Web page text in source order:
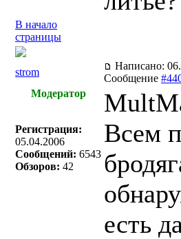
В начало
страницы
strom
Написано:
Сообщение
Модератор
Регистрация:
05.04.2006
Сообщений: 6543
Обзоров: 42
Всем
есть